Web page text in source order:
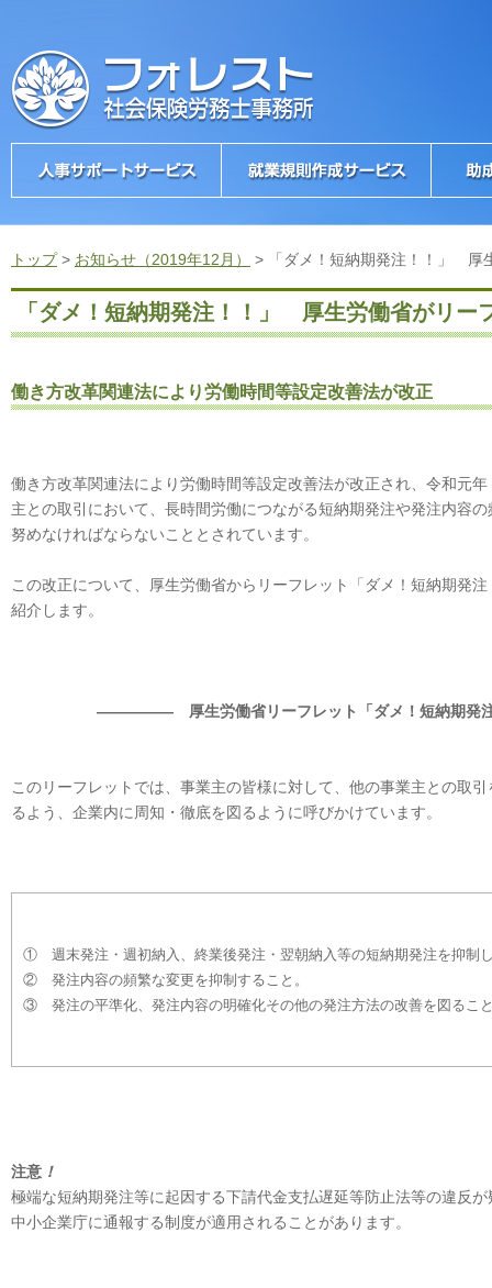
トップ> お知らせ（2019年12月） > 「ダメ！短納期発注！！」 厚
「ダメ！短納期発注！！」 厚生労働省がリー
働き方改革関連法により労働時間等設定改善法が改正
働き方改革関連法により労働時間等設定改善法が改正され、令和元
主との取引において、長時間労働につながる短納期発注や発注内容
努めなければならないこととされています。
この改正について、厚生労働省からリーフレット「ダメ！短納期発
紹介します。
――――― 厚生労働省リーフレット「ダメ！短納期
このリーフレットでは、事業主の皆様に対して、他の事業主との取
るよう、企業内に周知・徹底を図るように呼びかけています。
① 週末発注・週初納入、終業後発注・翌朝納入等の短納期発注を抑制
② 発注内容の頻繁な変更を抑制すること。
③ 発注の平準化、発注内容の明確化その他の発注方法の改善を図るこ
注意 ！
極端な短納期発注等に起因する下請代金支払遅延等防止法等の違反
中小企業庁に通報する制度が適用されることがあります。